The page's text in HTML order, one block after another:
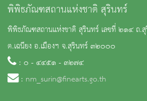
พิพิธภัณฑสถานแห่งชาติ สุรินทร์
พิพิธภัณฑสถานแห่งชาติ สุรินทร์ เลขที่ ๒๑๔ ถ.
ต.เฉนียง อ.เมืองฯ จ.สุรินทร์ ๓๒๐๐๐
: ๐ - ๔๔๕๑ - ๓๒๗๔
: nm_surin@finearts.go.th